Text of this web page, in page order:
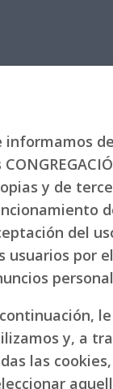
informamos
y de
del
usuarios por
y, a
las